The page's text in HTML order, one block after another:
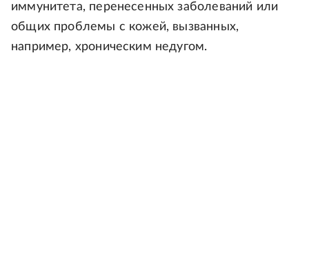
иммунитета, перенесенных заболеваний или
общих проблемы с кожей, вызванных,
например, хроническим недугом.